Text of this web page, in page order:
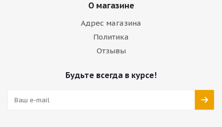
О магазине
Адрес магазина
Политика
Отзывы
Будьте всегда в курсе!